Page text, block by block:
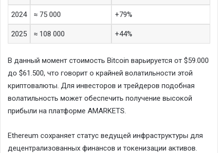
2024 ≈ 75 000 +79%
2025 ≈ 108 000 +44%
В данный момент стоимость Bitcoin варьируется от $59.000
до $61.500, что говорит о крайней волатильности этой
криптовалюты. Для инвесторов и трейдеров подобная
волатильность может обеспечить получение высокой
прибыли на платформе AMARKETS.
Ethereum сохраняет статус ведущей инфраструктуры для
децентрализованных финансов и токенизации активов.